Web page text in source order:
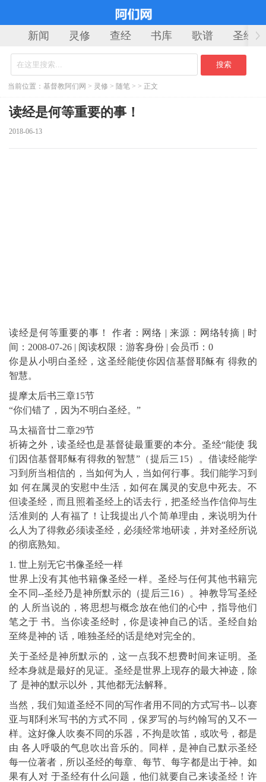
新闻 灵修 查经 书库 歌谱 圣经
当前位置： 基督教阿们网 > 灵修 > 随笔 > > 正文
读经是何等重要的事！
2018-06-13
读经是何等重要的事！ 作者：网络 | 来源：网络转摘 | 时
间：2008-07-26 | 阅读权限：游客身份 | 会员币：0
你是从小明白圣经，这圣经能使你因信基督耶稣有 得救的
智慧。
提摩太后书三章15节
“你们错了，因为不明白圣经。”
马太福音廿二章29节
祈祷之外，读圣经也是基督徒最重要的本分。圣经“能使 我
们因信基督耶稣有得救的智慧”（提后三15）。借读经能学
习到所当相信的，当如何为人，当如何行事。我们能学习到
如 何在属灵的安慰中生活，如何在属灵的安息中死去。不
但读圣经，而且照着圣经上的话去行，把圣经当作信仰与生
活准则的 人有福了！让我提出八个简单理由，来说明为什
么人为了得救必须读圣经，必须经常地研读，并对圣经所说
的彻底熟知。
1. 世上别无它书像圣经一样
世界上没有其他书籍像圣经一样。圣经与任何其他书籍完
全不同--圣经乃是神所默示的（提后三16）。神教导写圣经
的 人所当说的，将思想与概念放在他们的心中，指导他们
笔之于 书。当你读圣经时，你是读神自己的话。圣经自始
至终是神的 话，唯独圣经的话是绝对完全的。
关于圣经是神所默示的，这一点我不想费时间来证明。圣
经本身就是最好的见证。圣经是世界上现存的最大神迹，除
了 是神的默示以外，其他都无法解释。
当然，我们知道圣经不同的写作者用不同的方式写书-- 以赛
亚与耶利米写书的方式不同，保罗写的与约翰写的又不一
样。这好像人吹奏不同的乐器，不拘是吹笛，或吹号，都是
由 各人呼吸的气息吹出音乐的。同样，是神自己默示圣经
每一位著者，所以圣经的每章、每节、每字都是出于神。如
果有人对 于圣经有什么问题，他们就要自己来读圣经！许